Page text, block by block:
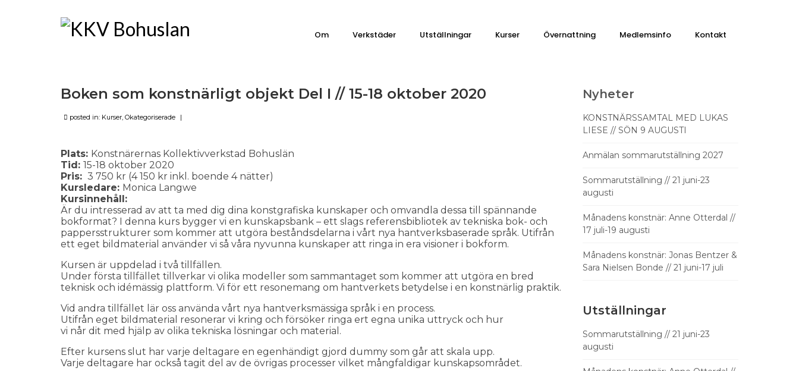
Om Verkstäder Utställningar Kurser Övernattning Medlemsinfo Kontakt
Boken som konstnärligt objekt Del I // 15-18 oktober 2020
posted in: Kurser, Okategoriserade |
Plats: Konstnärernas Kollektivverkstad Bohuslän
Tid: 15-18 oktober 2020
Pris: 3 750 kr (4 150 kr inkl. boende 4 nätter)
Kursledare: Monica Langwe
Kursinnehåll:
Är du intresserad av att ta med dig dina konstgrafiska kunskaper och omvandla dessa till spännande
bokformat? I denna kurs bygger vi en kunskapsbank – ett slags referensbibliotek av tekniska bok- och
pappersstrukturer som kommer att utgöra beståndsdelarna i vårt nya hantverksbaserade språk. Utifrån
ett eget bildmaterial använder vi så våra nyvunna kunskaper att ringa in era visioner i bokform.
Kursen är uppdelad i två tillfällen.
Under första tillfället tillverkar vi olika modeller som sammantaget som kommer att utgöra en bred
teknisk och idémässig plattform. Vi för ett resonemang om hantverkets betydelse i en konstnärlig praktik.
Vid andra tillfället lär oss använda vårt nya hantverksmässiga språk i en process.
Utifrån eget bildmaterial resonerar vi kring och försöker ringa ert egna unika uttryck och hur
vi når dit med hjälp av olika tekniska lösningar och material.
Efter kursens slut har varje deltagare en egenhändigt gjord dummy som går att skala upp.
Varje deltagare har också tagit del av de övrigas processer vilket mångfaldigar kunskapsområdet.
Nyheter
KONSTNÄRSSAMTAL MED LUKAS
LIESE // SÖN 9 AUGUSTI
Anmälan sommarutställning 2027
Sommarutställning // 21 juni-23
augusti
Månadens konstnär: Anne Otterdal //
17 juli-19 augusti
Månadens konstnär: Jonas Bentzer &
Sara Nielsen Bonde // 21 juni-17 juli
Utställningar
Sommarutställning // 21 juni-23
augusti